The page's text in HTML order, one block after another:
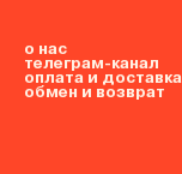
о нас
телеграм-канал
оплата и доставка
обмен и возврат